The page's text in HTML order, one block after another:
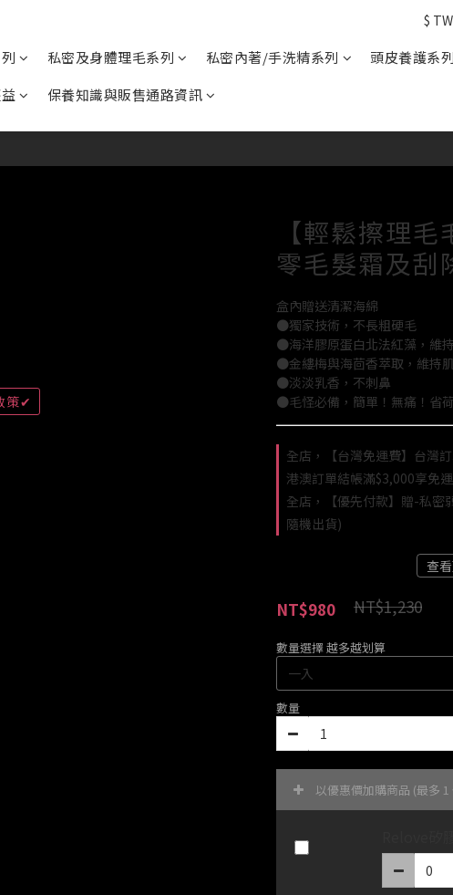
私密及身體理毛系列 私密內著/手洗精系列 頭皮養護系列
保養知識與販售通路資訊
$
策✔
【輕鬆擦理
零毛髮霜及刮
盒內贈送清潔海綿
●獨家技術，不長粗硬毛
●海洋膠原蛋白北法紅藻，維
●金縷梅與海茴香萃取，維持
●淡淡乳香，不刺鼻
●毛怪必備，簡單！無痛！省荷
全店，【台灣免運費】台灣
港澳訂單結帳滿$3,000享免運
全店，【優先付款】贈-私密
隨機出貨)
查
NT$1,230
NT$980
數量選擇 越多越划算
數量
以優惠價加購商品 (最多 1